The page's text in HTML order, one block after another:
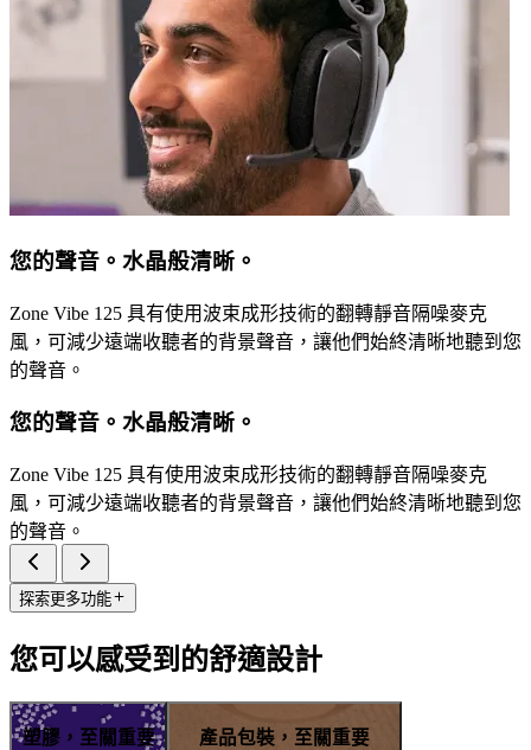
您的聲音。水晶般清晰。
Zone Vibe 125 具有使用波束成形技術的翻轉靜音隔噪麥克
風，可減少遠端收聽者的背景聲音，讓他們始終清晰地聽到您
的聲音。
您的聲音。水晶般清晰。
Zone Vibe 125 具有使用波束成形技術的翻轉靜音隔噪麥克
風，可減少遠端收聽者的背景聲音，讓他們始終清晰地聽到您
的聲音。
探索更多功能
您可以感受到的舒適設計
塑膠，至關重要 產品包裝，至關重要